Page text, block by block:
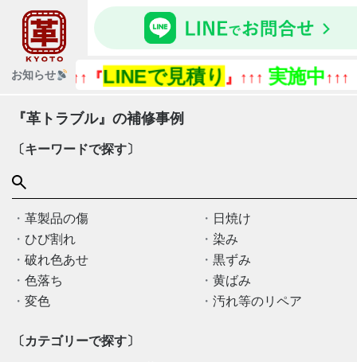
お知らせ
↑↑↑『LINEで見積り』↑↑↑実施中 ↑↑↑『今
『革トラブル』の補修事例
〔キーワードで探す〕
革製品の傷
日焼け
ひび割れ
染み
破れ色あせ
黒ずみ
色落ち
黄ばみ
変色
汚れ等のリペア
〔カテゴリーで探す〕